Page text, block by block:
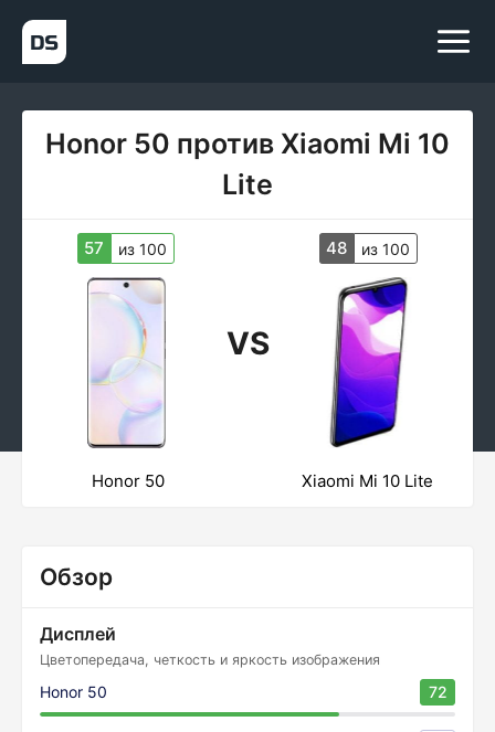
Honor 50 против Xiaomi Mi 10
Lite
57 из 100
VS
48 из 100
Honor 50 Xiaomi Mi 10 Lite
Обзор
Дисплей
Цветопередача, четкость и яркость изображения
Honor 50 72